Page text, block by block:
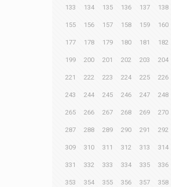
133 134 135 136 137 138
155 156 157 158 159 160
177 178 179 180 181 182
199 200 201 202 203 204
221 222 223 224 225 226
243 244 245 246 247 248
265 266 267 268 269 270
287 288 289 290 291 292
309 310 311 312 313 314
331 332 333 334 335 336
353 354 355 356 357 358